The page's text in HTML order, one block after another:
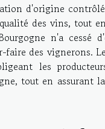
d'origine
des vins, tout
n'a cessé
faire des vignerons.
les
tout en assurant